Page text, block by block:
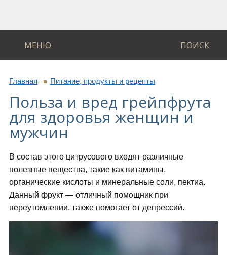
МЕНЮ ПОИСК
Главная Питание, продукты и рецепты
Польза и вред грейпфрута
для здоровья женщин и
мужчин
В состав этого цитрусового входят различные
полезные вещества, такие как витамины,
органические кислоты и минеральные соли, пектиа.
Данный фрукт — отличный помощник при
переутомлении, также помогает от депрессий.